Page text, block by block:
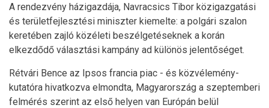
A rendezvény házigazdája, Navracsics Tibor közigazgatási
és területfejlesztési miniszter kiemelte: a polgári szalon
keretében zajló közéleti beszélgetéseknek a korán
elkezdődő választási kampány ad különös jelentőséget.
Rétvári Bence az Ipsos francia piac - és közvélemény-
kutatóra hivatkozva elmondta, Magyarország a szeptemberi
felmérés szerint az első helyen van Európán belül